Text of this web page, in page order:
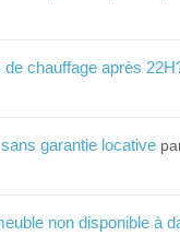
de chauffage après
garantie locative
non disponible à